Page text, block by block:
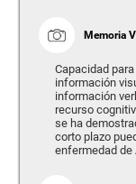
Memoria
Capacidad
información
información
recurso
se ha
corto plazo
enfermedad de